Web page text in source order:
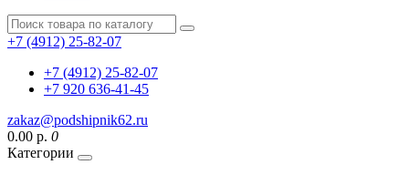
+7 (4912) 25-82-07
+7 (4912) 25-82-07
+7 920 636-41-45
zakaz@podshipnik62.ru
0.00 р. 0
Категории